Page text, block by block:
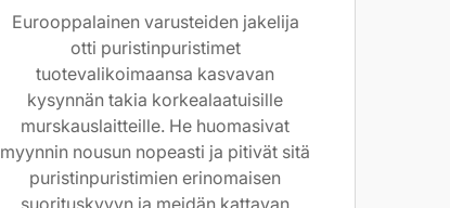
Eurooppalainen varusteiden jakelija
otti puristinpuristimet
tuotevalikoimaansa kasvavan
kysynnän takia korkealaatuisille
murskauslaitteille. He huomasivat
myynnin nousun nopeasti ja pitivät sitä
puristinpuristimien erinomaisen
suorituskyvyn ja meidän kattavan